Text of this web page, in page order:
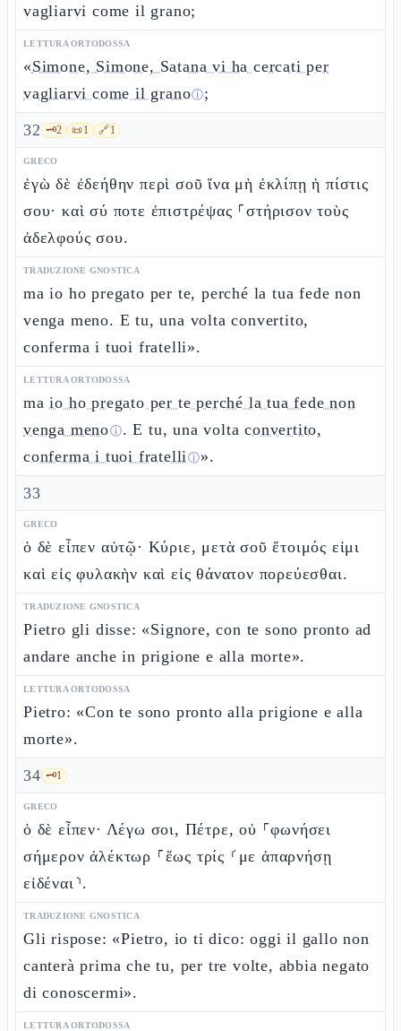
vagliarvi come il grano;
LETTURA ORTODOSSA
«Simone, Simone, Satana vi ha cercati per
vagliarvi come il granoⓘ;
32 🗝️2 📜1 🔗1
GRECO
ἐγὼ δὲ ἐδεήθην περὶ σοῦ ἵνα μὴ ἐκλίπῃ ἡ πίστις
σου· καὶ σύ ποτε ἐπιστρέψας ⸀στήρισον τοὺς
ἀδελφούς σου.
TRADUZIONE GNOSTICA
ma io ho pregato per te, perché la tua fede non
venga meno. E tu, una volta convertito,
conferma i tuoi fratelli».
LETTURA ORTODOSSA
maio ho pregato per te perché la tua fede non
venga menoⓘ. E tu, una voltaconvertito,
conferma i tuoi fratelliⓘ».
33
GRECO
ὁ δὲ εἶπεν αὐτῷ· Κύριε, μετὰ σοῦ ἕτοιμός εἰμι
καὶ εἰς φυλακὴν καὶ εἰς θάνατον πορεύεσθαι.
TRADUZIONE GNOSTICA
Pietro gli disse: «Signore, con te sono pronto ad
andare anche in prigione e alla morte».
LETTURA ORTODOSSA
Pietro: «Con te sono pronto alla prigione e alla
morte».
34 🗝️1
GRECO
ὁ δὲ εἶπεν· Λέγω σοι, Πέτρε, οὐ ⸀φωνήσει
σήμερον ἀλέκτωρ ⸀ἕως τρίς ⸂με ἀπαρνήσῃ
εἰδέναι⸃.
TRADUZIONE GNOSTICA
Gli rispose: «Pietro, io ti dico: oggi il gallo non
canterà prima che tu, per tre volte, abbia negato
di conoscermi».
LETTURA ORTODOSSA